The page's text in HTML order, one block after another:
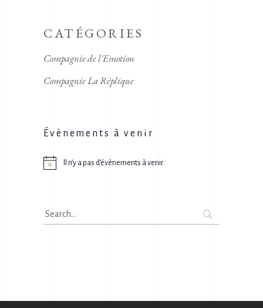
CATÉGORIES
Compagnie de l'Emotion
Compagnie La Réplique
Évènements à venir
Notice
Il n’y a pas d’évènements à venir.
Search
for: